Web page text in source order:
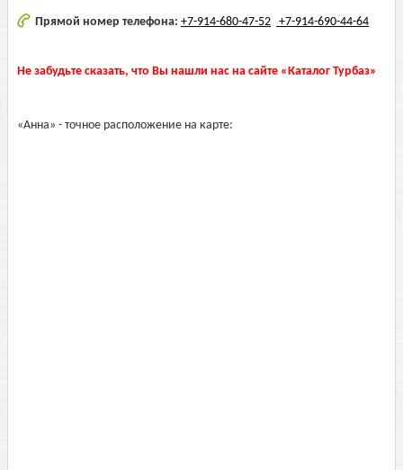
Прямой номер телефона: +7-914-680-47-52 +7-914-690-44-64
Не забудьте сказать, что Вы нашли нас на сайте «Каталог Турбаз»
«Анна» - точное расположение на карте: